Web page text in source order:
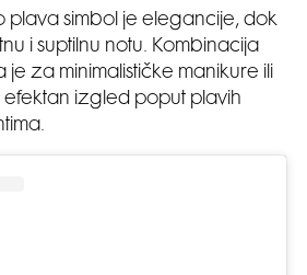
plava simbol je elegancije, dok
i suptilnu notu. Kombinacija
je za minimalističke manikure ili
izgled poput plavih